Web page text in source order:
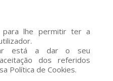
para lhe permitir ter a
está a dar o seu
dos referidos
Política de Cookies.